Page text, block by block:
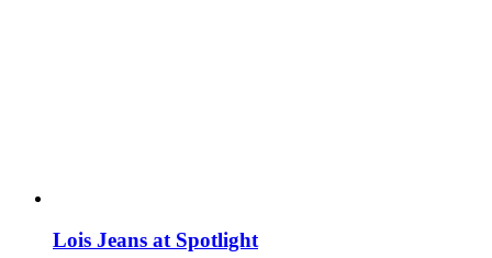
Lois Jeans at Spotlight